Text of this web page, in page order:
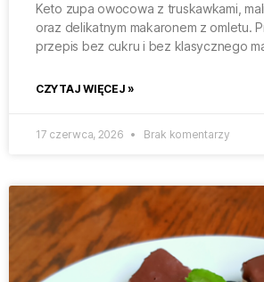
Keto zupa owocowa z truskawkami,
oraz delikatnym makaronem z omletu.
przepis bez cukru i bez klasycznego
CZYTAJ WIĘCEJ »
17 czerwca, 2026 Brak komentarzy